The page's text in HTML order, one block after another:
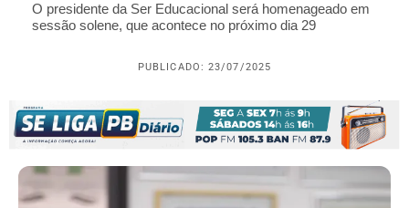
O presidente da Ser Educacional será homenageado em
sessão solene, que acontece no próximo dia 29
PUBLICADO: 23/07/2025